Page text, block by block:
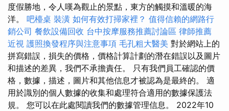
度假勝地，令人嘆為觀止的景點，東方的觸摸和溫暖的海
洋。 吧檯桌 裝潢 如何有效打掃家裡？ 值得信賴的網路行
銷公司 餐飲設備回收 台中按摩服務推薦討論區 律師推薦
近視 護照換發程序與注意事項 毛孔粗大醫美 對於網站上的
拼寫錯誤，損失的價格，價格計算計劃的潛在錯誤以及圖片
和描述的差異，我們不承擔責任。 只有我們員工確認的價
格，數據，描述，圖片和其他信息才被認為是最終的。 適
用於識別的個人數據的收集和處理符合適用的數據保護法
規。 您可以在此處閱讀我們的數據管理信息。 2022年10